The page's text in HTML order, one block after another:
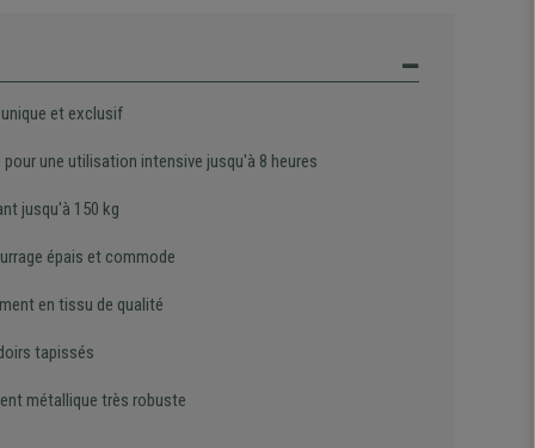
et exclusif
pour une utilisation intensive jusqu'à 8 heures
jusqu'à 150 kg
épais et commode
en tissu de qualité
tapissés
métallique très robuste